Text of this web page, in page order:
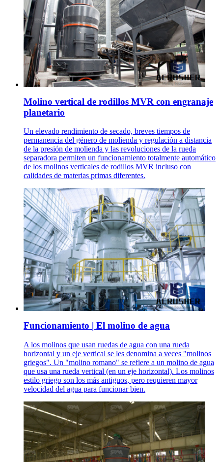
Molino vertical de rodillos MVR con engranaje
planetario
Un elevado rendimiento de secado, breves tiempos de
permanencia del género de molienda y regulación a distancia
de la presión de molienda y las revoluciones de la rueda
separadora permiten un funcionamiento totalmente automático
de los molinos verticales de rodillos MVR incluso con
calidades de materias primas diferentes.
Funcionamiento | El molino de agua
A los molinos que usan ruedas de agua con una rueda
horizontal y un eje vertical se les denomina a veces "molinos
griegos". Un "molino romano" se refiere a un molino de agua
que usa una rueda vertical (en un eje horizontal). Los molinos
estilo griego son los más antiguos, pero requieren mayor
velocidad del agua para funcionar bien.